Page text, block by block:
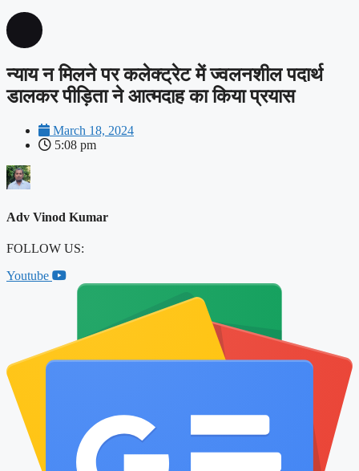
न्याय न मिलने पर कलेक्ट्रेट में ज्वलनशील पदार्थ
डालकर पीड़िता ने आत्मदाह का किया प्रयास
March 18, 2024
5:08 pm
Adv Vinod Kumar
FOLLOW US:
Youtube